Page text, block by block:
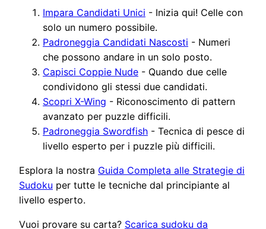
Impara Candidati Unici - Inizia qui! Celle con
solo un numero possibile.
Padroneggia Candidati Nascosti - Numeri
che possono andare in un solo posto.
Capisci Coppie Nude - Quando due celle
condividono gli stessi due candidati.
Scopri X-Wing - Riconoscimento di pattern
avanzato per puzzle difficili.
Padroneggia Swordfish - Tecnica di pesce di
livello esperto per i puzzle più difficili.
Esplora la nostra Guida Completa alle Strategie di
Sudoku per tutte le tecniche dal principiante al
livello esperto.
Vuoi provare su carta? Scarica sudoku da